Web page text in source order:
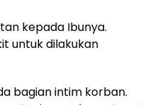
kepada Ibunya.
untuk dilakukan
bagian intim korban.